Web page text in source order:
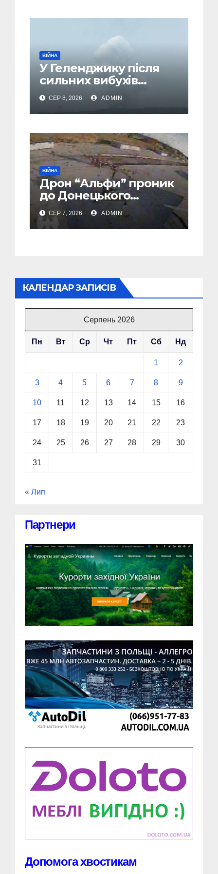
ВІЙНА
У Геленджику після
сильних вибухів
почалася масова
евакуація
СЕР 8, 2026 ADMIN
ВІЙНА
Дрон “Альфи” проник
до Донецького
аеропорту та спалив
“Шахед” ще до запуску
СЕР 7, 2026 ADMIN
КАЛЕНДАР ЗАПИСІВ
Серпень 2026
Пн Вт Ср Чт Пт Сб Нд
1 2
3 4 5 6 7 8 9
10 11 12 13 14 15 16
17 18 19 20 21 22 23
24 25 26 27 28 29 30
31
« Лип
Партнери
Допомога хвостикам